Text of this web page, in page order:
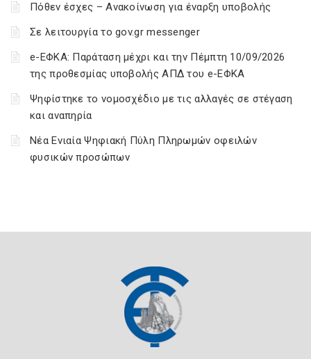
Πόθεν έσχες – Ανακοίνωση για έναρξη υποβολής
Σε λειτουργία το gov.gr messenger
e-ΕΦΚΑ: Παράταση μέχρι και την Πέμπτη 10/09/2026
της προθεσμίας υποβολής ΑΠΔ του e-ΕΦΚΑ
Ψηφίστηκε το νομοσχέδιο με τις αλλαγές σε στέγαση
και αναπηρία
Νέα Ενιαία Ψηφιακή Πύλη Πληρωμών οφειλών
φυσικών προσώπων